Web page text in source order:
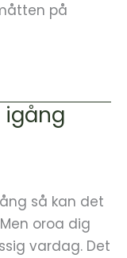
på
igång
så kan det
oroa dig
vardag. Det